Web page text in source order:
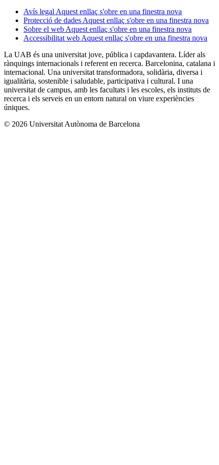
Avís legal Aquest enllaç s'obre en una finestra nova
Protecció de dades Aquest enllaç s'obre en una finestra nova
Sobre el web Aquest enllaç s'obre en una finestra nova
Accessibilitat web Aquest enllaç s'obre en una finestra nova
La UAB és una universitat jove, pública i capdavantera. Líder als
rànquings internacionals i referent en recerca. Barcelonina, catalana i
internacional. Una universitat transformadora, solidària, diversa i
igualitària, sostenible i saludable, participativa i cultural. I una
universitat de campus, amb les facultats i les escoles, els instituts de
recerca i els serveis en un entorn natural on viure experiències
úniques.
© 2026 Universitat Autònoma de Barcelona